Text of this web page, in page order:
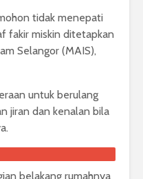
tidak menepati
fakir miskin ditetapkan
Selangor (MAIS),
untuk berulang
jiran dan kenalan bila
belakang rumahnya